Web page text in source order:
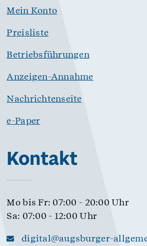
Mein Konto
Preisliste
Betriebsführungen
Anzeigen-Annahme
Nachrichtenseite
e-Paper
Kontakt
Mo bis Fr: 07:00 - 20:00 Uhr
Sa: 07:00 - 12:00 Uhr
digital@augsburger-